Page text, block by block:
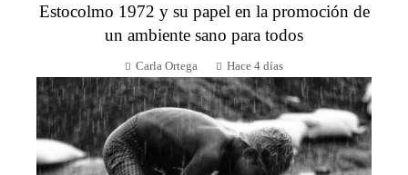
Estocolmo 1972 y su papel en la promoción de
un ambiente sano para todos
Carla Ortega Hace 4 días